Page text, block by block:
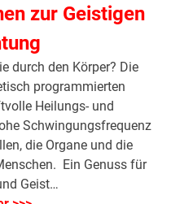
zur Geistigen
durch den Körper? Die
programmierten
Heilungs- und
Schwingungsfrequenz
die Organe und die
Ein Genuss für
Geist…